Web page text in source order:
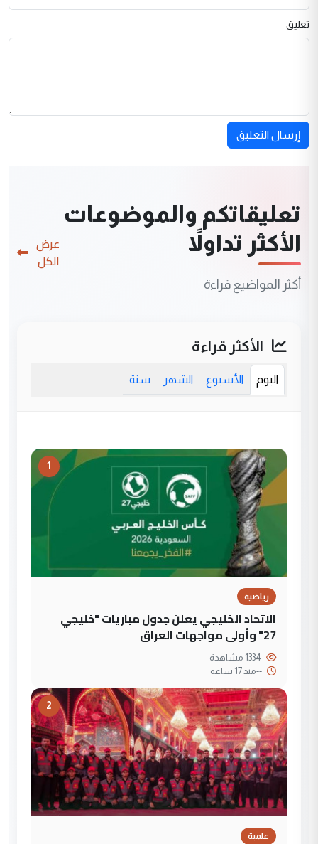
تعليق
إرسال التعليق
تعليقاتكم والموضوعات
الأكثر تداولاً
أكثر المواضيع قراءة
عرض
الكل
الأكثر قراءة
اليوم الأسبوع الشهر سنة
1
رياضية
الاتحاد الخليجي يعلن جدول مباريات "خليجي
27" وأولى مواجهات العراق
--منذ 17 ساعة
2
علمية